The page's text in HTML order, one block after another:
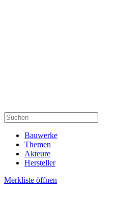
Bauwerke
Themen
Akteure
Hersteller
Merkliste öffnen